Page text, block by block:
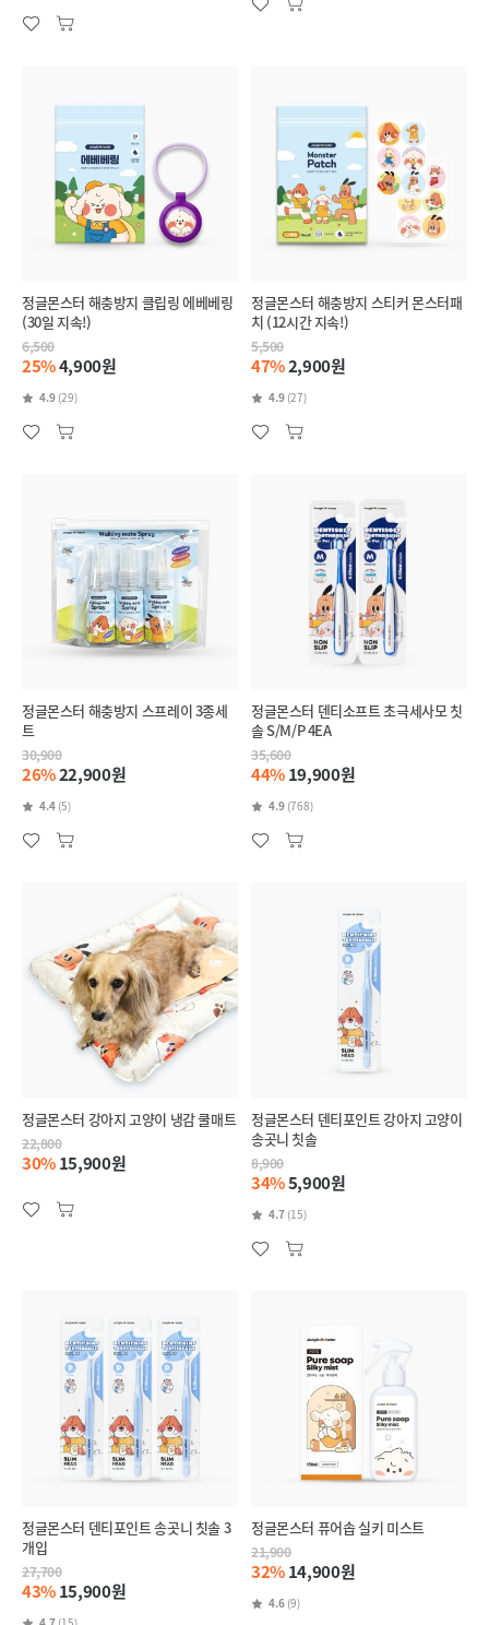
정글몬스터 해충방지 클립링 에베베링
(30일 지속!)
6,500
25%4,900원
4.9 (29)
정글몬스터 해충방지 스티커 몬스터패
치 (12시간 지속!)
5,500
47%2,900원
4.9 (27)
정글몬스터 해충방지 스프레이 3종세
트
30,900
26%22,900원
4.4 (5)
정글몬스터 덴티소프트 초극세사모 칫
솔 S/M/P 4EA
35,600
44%19,900원
4.9 (768)
정글몬스터 강아지 고양이 냉감 쿨매트
22,800
30%15,900원
정글몬스터 덴티포인트 강아지 고양이
송곳니 칫솔
8,900
34%5,900원
4.7 (15)
정글몬스터 덴티포인트 송곳니 칫솔 3
개입
27,700
43%15,900원
정글몬스터 퓨어솝 실키 미스트
21,900
32%14,900원
4.6 (9)